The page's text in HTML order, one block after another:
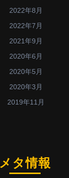
2022年8月
2022年7月
2021年9月
2020年6月
2020年5月
2020年3月
2019年11月
メタ情報